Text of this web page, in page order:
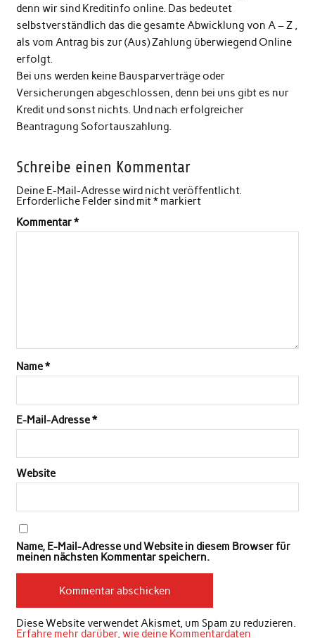
denn wir sind Kreditinfo online. Das bedeutet
selbstverständlich das die gesamte Abwicklung von A – Z ,
als vom Antrag bis zur (Aus) Zahlung überwiegend Online
erfolgt.
Bei uns werden keine Bausparverträge oder
Versicherungen abgeschlossen, denn bei uns gibt es nur
Kredit und sonst nichts. Und nach erfolgreicher
Beantragung Sofortauszahlung.
Schreibe einen Kommentar
Deine E-Mail-Adresse wird nicht veröffentlicht.
Erforderliche Felder sind mit*markiert
Kommentar*
Name*
E-Mail-Adresse*
Website
Name, E-Mail-Adresse und Website in diesem Browser für
meinen nächsten Kommentar speichern.
Diese Website verwendet Akismet, um Spam zu reduzieren.
Erfahre mehr darüber, wie deine Kommentardaten